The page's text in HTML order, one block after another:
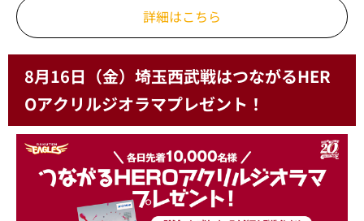
詳細はこちら
8月16日（金）埼玉西武戦はつながるHER
Oアクリルジオラマプレゼント！